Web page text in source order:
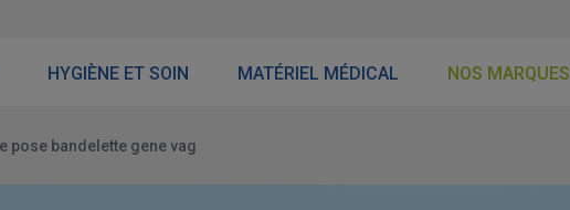
HYGIÈNE ET SOIN MATÉRIEL MÉDICAL NOS MARQUES
pose bandelette gene vag